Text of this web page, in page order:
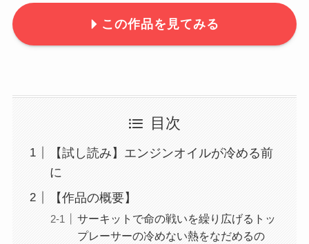
この作品を見てみる
目次
【試し読み】エンジンオイルが冷める前
に
【作品の概要】
サーキットで命の戦いを繰り広げるトッ
プレーサーの冷めない熱をなだめるの